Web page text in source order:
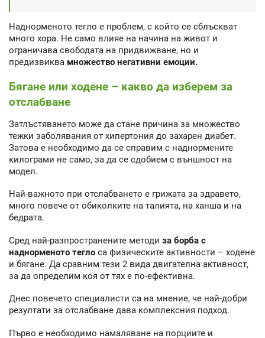
Наднорменото тегло е проблем, с който се сблъскват
много хора. Не само влияе на начина на живот и
ограничава свободата на придвижване, но и
предизвиква множество негативни емоции.
Бягане или ходене – какво да изберем за
отслабване
Затлъстяването може да стане причина за множество
тежки заболявания от хипертония до захарен диабет.
Затова е необходимо да се справим с наднормените
килограми не само, за да се сдобием с външност на
модел.
Най-важното при отслабването е грижата за здравето,
много повече от обиколките на талията, на ханша и на
бедрата.
Сред най-разпространените методи за борба с
наднорменото тегло са физическите активности – ходене
и бягане. Да сравним тези 2 вида двигателна активност,
за да определим коя от тях е по-ефективна.
Днес повечето специалисти са на мнение, че най-добри
резултати за отслабване дава комплексния подход.
Първо е необходимо намаляване на порциите и